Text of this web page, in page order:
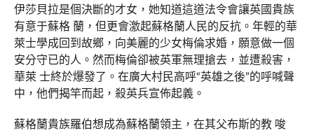
伊莎貝拉是個決斷的才女，她知道這道法令會讓英國貴族
有意于蘇格 蘭，但更會激起蘇格蘭人民的反抗。年輕的華
萊士學成回到故鄉，向美麗的少女梅倫求婚，願意做一個
安分守已的人。然而梅倫卻被英軍無理搶去，並遭殺害，
華萊 士終於爆發了。在廣大村民高呼“英雄之後”的呼喊聲
中，他們揭竿而起，殺英兵宣佈起義。
蘇格蘭貴族羅伯想成為蘇格蘭領主，在其父布斯的教 唆